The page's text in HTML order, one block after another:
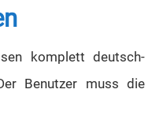
komplett deutsch-
Benutzer muss die